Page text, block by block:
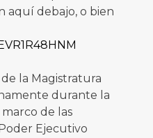
aquí debajo, o bien
la Magistratura
durante la
de las
Ejecutivo